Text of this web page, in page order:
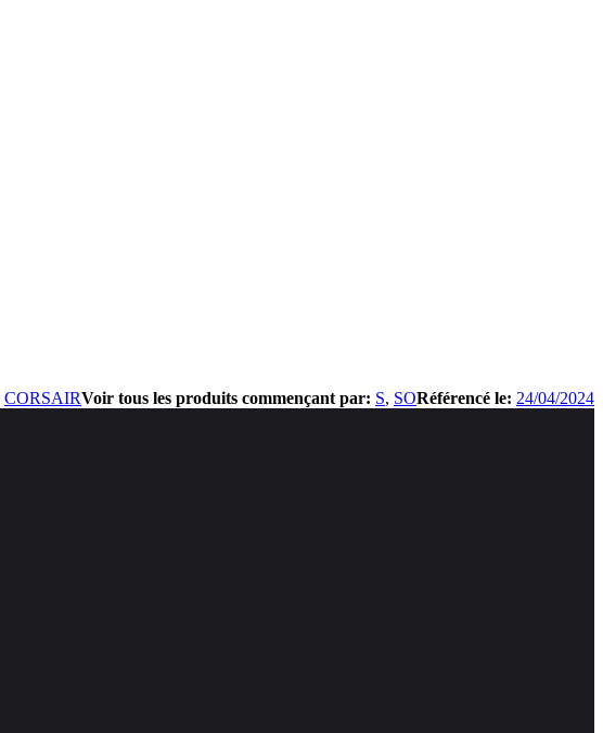
CORSAIRVoir tous les produits commençant par: S SORéférencé le: 24/04/2024